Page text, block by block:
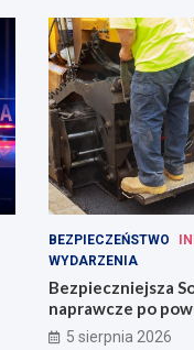
BEZPIECZEŃSTWO
WYDARZENIA
Bezpieczniejsza
naprawcze po
5 sierpnia 2026